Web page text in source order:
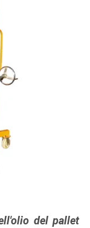
del pallet